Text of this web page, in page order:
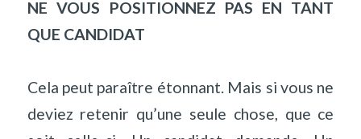
NE VOUS POSITIONNEZ PAS EN TANT
QUE CANDIDAT
Cela peut paraître étonnant. Mais si vous ne
deviez retenir qu’une seule chose, que ce